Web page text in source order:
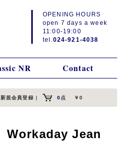
OPENING HOURS
open 7 days a week
11:00-19:00
tel. 024-921-4038
NR Contact
新規会員登録 | 0点 ￥0
Workaday Jean